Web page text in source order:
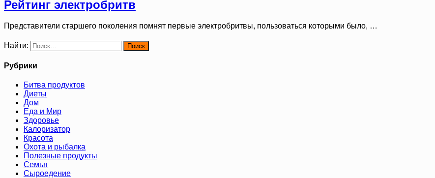
Рейтинг электробритв
Представители старшего поколения помнят первые электробритвы, пользоваться которыми было, …
Найти:
Рубрики
Битва продуктов
Диеты
Дом
Еда и Мир
Здоровье
Калоризатор
Красота
Охота и рыбалка
Полезные продукты
Семья
Сыроедение